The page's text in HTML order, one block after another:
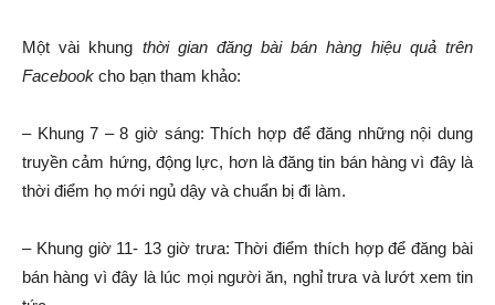
Một vài khung thời gian đăng bài bán hàng hiệu quả trên
Facebook cho bạn tham khảo:
– Khung 7 – 8 giờ sáng: Thích hợp để đăng những nội dung
truyền cảm hứng, động lực, hơn là đăng tin bán hàng vì đây là
thời điểm họ mới ngủ dậy và chuẩn bị đi làm.
– Khung giờ 11- 13 giờ trưa: Thời điểm thích hợp để đăng bài
bán hàng vì đây là lúc mọi người ăn, nghỉ trưa và lướt xem tin